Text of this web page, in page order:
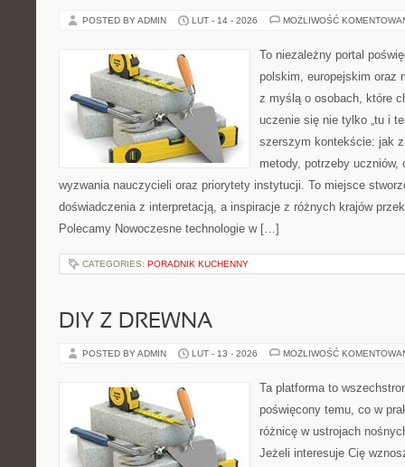
POSTED BY ADMIN LUT - 14 - 2026 MOŻLIWOŚĆ
To niezależny portal
polskim, europejskim oraz
z myślą o osobach, które
uczenie się nie tylko „tu i
szerszym kontekście: jak
metody, potrzeby uczniów,
wyzwania nauczycieli oraz priorytety instytucji. To miejsce
doświadczenia z interpretacją, a inspiracje z różnych krajów
Polecamy Nowoczesne technologie w […]
CATEGORIES: PORADNIK KUCHENNY
DIY Z DREWNA
POSTED BY ADMIN LUT - 13 - 2026 MOŻLIWOŚĆ
Ta platforma to
poświęcony temu, co w
różnicę w ustrojach
Jeżeli interesuje Cię